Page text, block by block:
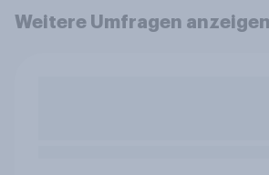
Weitere Umfragen anzeigen